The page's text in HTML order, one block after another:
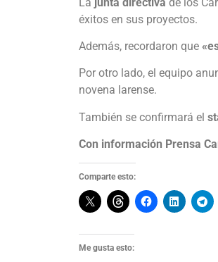
éxitos en sus proyectos.
Además, recordaron que
Por otro lado, el equipo
novena larense.
También se confirmará el
Con información Prensa
Comparte esto:
Me gusta esto: